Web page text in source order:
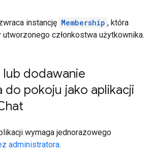
instancję Membership , która
członkostwa użytkownika.
lub dodawanie
do pokoju jako aplikacji
wymaga jednorazowego
administratora.